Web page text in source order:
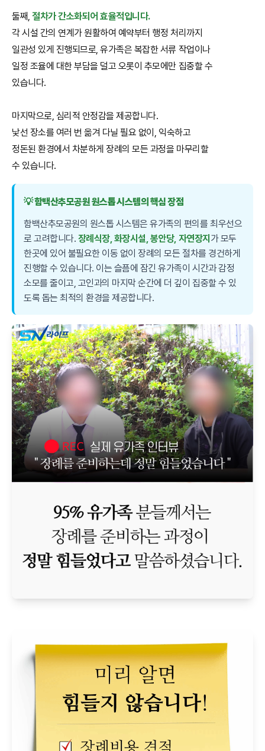
둘째,절차가 간소화되어 효율적입니다.
각 시설 간의 연계가 원활하여 예약부터 행정 처리까지
일관성 있게 진행되므로, 유가족은 복잡한 서류 작업이나
일정 조율에 대한 부담을 덜고 오롯이 추모에만 집중할 수
있습니다.
마지막으로, 심리적 안정감을 제공합니다.
낯선 장소를 여러 번 옮겨 다닐 필요 없이, 익숙하고
정돈된 환경에서 차분하게 장례의 모든 과정을 마무리할
수 있습니다.
💡 함백산추모공원 원스톱 시스템의 핵심 장점
함백산추모공원의 원스톱 시스템은 유가족의 편의를 최우선으
로 고려합니다. 장례식장, 화장시설, 봉안당, 자연장지 가 모두
한곳에 있어 불필요한 이동 없이 장례의 모든 절차를 경건하게
진행할 수 있습니다. 이는 슬픔에 잠긴 유가족이 시간과 감정
소모를 줄이고, 고인과의 마지막 순간에 더 깊이 집중할 수 있
도록 돕는 최적의 환경을 제공합니다.